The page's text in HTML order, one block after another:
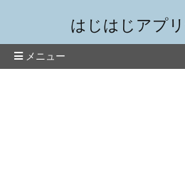
はじはじアプ
メニュー